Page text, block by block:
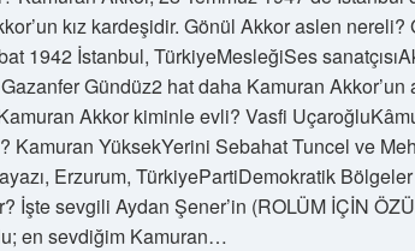
kız kardeşidir. Gönül Akkor aslen nereli?
1942 İstanbul, TürkiyeMesleğiSes
Gündüz2 hat daha Kamuran
Akkor kiminle evli? Vasfi
Kamuran YüksekYerini Sebahat Tuncel ve
Erzurum, TürkiyePartiDemokratik
İşte sevgili Aydan Şener’in (ROLÜM İÇİN
en sevdiğim Kamuran…